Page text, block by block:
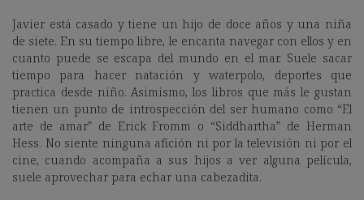
Javier está casado y tiene un hijo de doce años y una niña
de siete. En su tiempo libre, le encanta navegar con ellos y en
cuanto puede se escapa del mundo en el mar. Suele sacar
tiempo para hacer natación y waterpolo, deportes que
practica desde niño. Asimismo, los libros que más le gustan
tienen un punto de introspección del ser humano como “El
arte de amar” de Erick Fromm o “Siddhartha” de Herman
Hess. No siente ninguna afición ni por la televisión ni por el
cine, cuando acompaña a sus hijos a ver alguna película,
suele aprovechar para echar una cabezadita.